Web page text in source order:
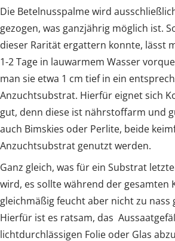
Die Betelnusspalme wird
gezogen, was ganzjährig möglich ist.
dieser Rarität ergattern konnte, lässt
1-2 Tage in lauwarmem Wasser
man sie etwa 1 cm tief in ein
Anzuchtsubstrat. Hierfür eignet sich
gut, denn diese ist nährstoffarm und
auch Bimskies oder Perlite, beide
Anzuchtsubstrat genutzt werden.
Ganz gleich, was für ein Substrat
wird, es sollte während der gesamten
gleichmäßig feucht aber nicht zu nass
Hierfür ist es ratsam, das
lichtdurchlässigen Folie oder Glas